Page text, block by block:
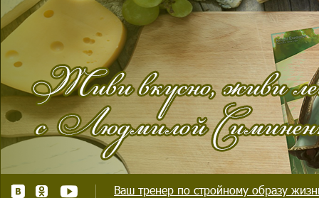
Ваш тренер по стройному образу